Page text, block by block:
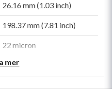
26.16 mm (1.03 inch)
198.37 mm (7.81 inch)
22 micron
SAE J1985
mer